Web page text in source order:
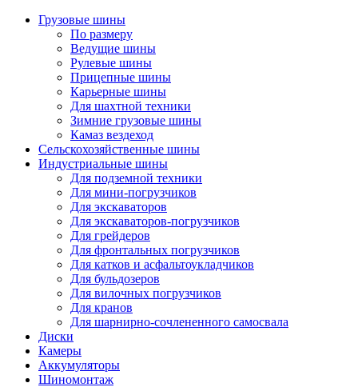
Грузовые шины
По размеру
Ведущие шины
Рулевые шины
Прицепные шины
Карьерные шины
Для шахтной техники
Зимние грузовые шины
Камаз вездеход
Сельскохозяйственные шины
Индустриальные шины
Для подземной техники
Для мини-погрузчиков
Для экскаваторов
Для экскаваторов-погрузчиков
Для грейдеров
Для фронтальных погрузчиков
Для катков и асфальтоукладчиков
Для бульдозеров
Для вилочных погрузчиков
Для кранов
Для шарнирно-сочлененного самосвала
Диски
Камеры
Аккумуляторы
Шиномонтаж